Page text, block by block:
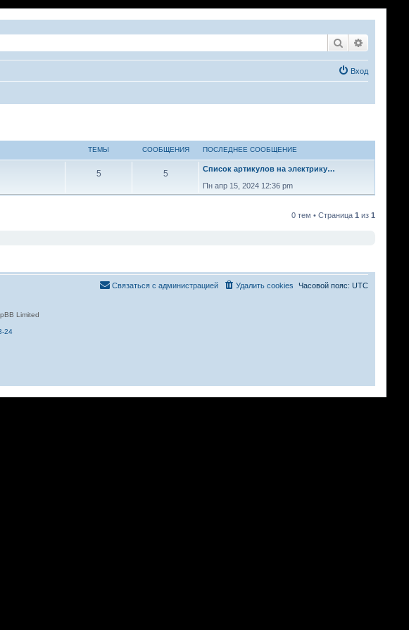
Поиск
Вход
ТЕМЫ СООБЩЕНИЯ ПОСЛЕДНЕЕ СООБЩЕНИЕ
5 5
Список артикулов на электрику…
Пн апр 15, 2024 12:36 pm
0 тем • Страница 1 из 1
Часовой пояс: UTC
Удалить cookies
Связаться с администрацией
Limited
24